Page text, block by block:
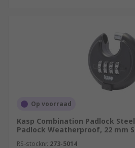
Op voorraad
Kasp Combination Padlock
Padlock Weatherproof, 22 mm
RS-stocknr. 273-5014